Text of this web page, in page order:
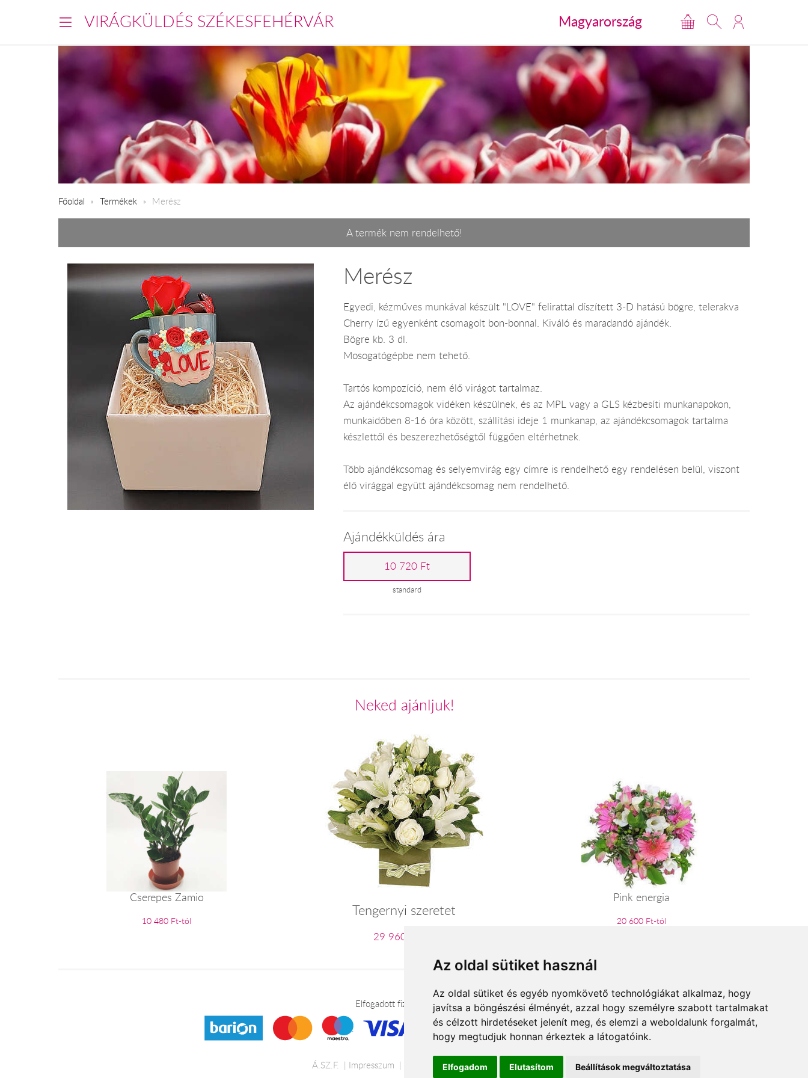
Az oldal sütiket használ
Az oldal sütiket és egyéb nyomkövető technológiákat alkalmaz, hogy
javítsa a böngészési élményét, azzal hogy személyre szabott tartalmakat
és célzott hirdetéseket jelenít meg, és elemzi a weboldalunk forgalmát,
hogy megtudjuk honnan érkeztek a látogatóink.
Elfogadom Elutasítom Beállítások megváltoztatása
VIRÁGKÜLDÉS SZÉKESFEHÉRVÁR Magyarország
Főoldal Termékek Merész
A termék nem rendelhető!
Merész
Egyedi, kézműves munkával készült "LOVE" felirattal díszített 3-D hatású bögre, telerakva
Cherry ízű egyenként csomagolt bon-bonnal. Kiváló és maradandó ajándék.
Bögre kb. 3 dl.
Mosogatógépbe nem tehető.
Tartós kompozíció, nem élő virágot tartalmaz.
Az ajándékcsomagok vidéken készülnek, és az MPL vagy a GLS kézbesíti munkanapokon,
munkaidőben 8-16 óra között, szállítási ideje 1 munkanap, az ajándékcsomagok tartalma
készlettől és beszerezhetőségtől függően eltérhetnek.
Több ajándékcsomag és selyemvirág egy címre is rendelhető egy rendelésen belül, viszont
élő virággal együtt ajándékcsomag nem rendelhető.
Ajándékküldés ára
10 720 Ft
standard
Neked ajánljuk!
Cserepes Zamio
10 480 Ft-tól
Tengernyi szeretet
29 960 Ft-tól
Pink energia
20 600 Ft-tól
Elfogadott fizetési módok
Á.SZ.F. Impresszum Adatkezelési tájékoztató